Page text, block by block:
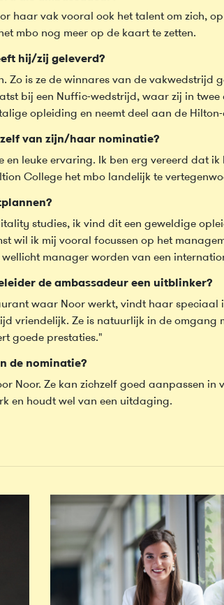
haar vak vooral ook het talent om zich,
mbo nog meer op de kaart te zetten.
hij/zij geleverd?
Zo is ze de winnares van de vakwedstrijd
bij een Nuffic-wedstrijd, waar zij in twee
opleiding en neemt deel aan de Hilton-
van zijn/haar nominatie?
en leuke ervaring. Ik ben erg vereerd dat ik
College het mbo landelijk te
studies, ik vind dit een geweldige
wil ik mij vooral focussen op het
manager worden van een
de ambassadeur een uitblinker?
waar Noor werkt, vindt haar speciaal
vriendelijk. Ze is natuurlijk in de omgang
goede prestaties."
de nominatie?
Noor. Ze kan zichzelf goed aanpassen in
en houdt wel van een uitdaging.